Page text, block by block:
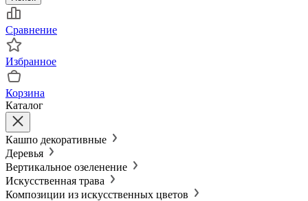
Сравнение
Избранное
Корзина
Каталог
Кашпо декоративные
Деревья
Вертикальное озеленение
Искусственная трава
Композиции из искусственных цветов